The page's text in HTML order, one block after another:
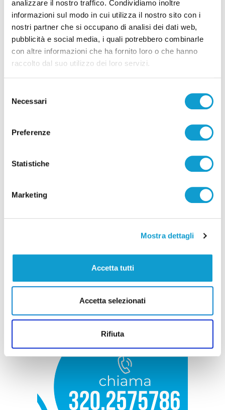
analizzare il nostro traffico. Condividiamo inoltre
informazioni sul modo in cui utilizza il nostro sito con i
nostri partner che si occupano di analisi dei dati web,
pubblicità e social media, i quali potrebbero combinarle
con altre informazioni che ha fornito loro o che hanno
raccolto dal suo utilizzo dei loro servizi.
delNecessari
Preferenze
Statistiche
Marketing
Mostra dettagli
Accetta tutti
Accetta selezionati
Rifiuta
Pubblicità